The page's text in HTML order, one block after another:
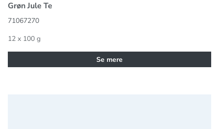
Grøn Jule Te
71067270
12 x 100 g
Se mere